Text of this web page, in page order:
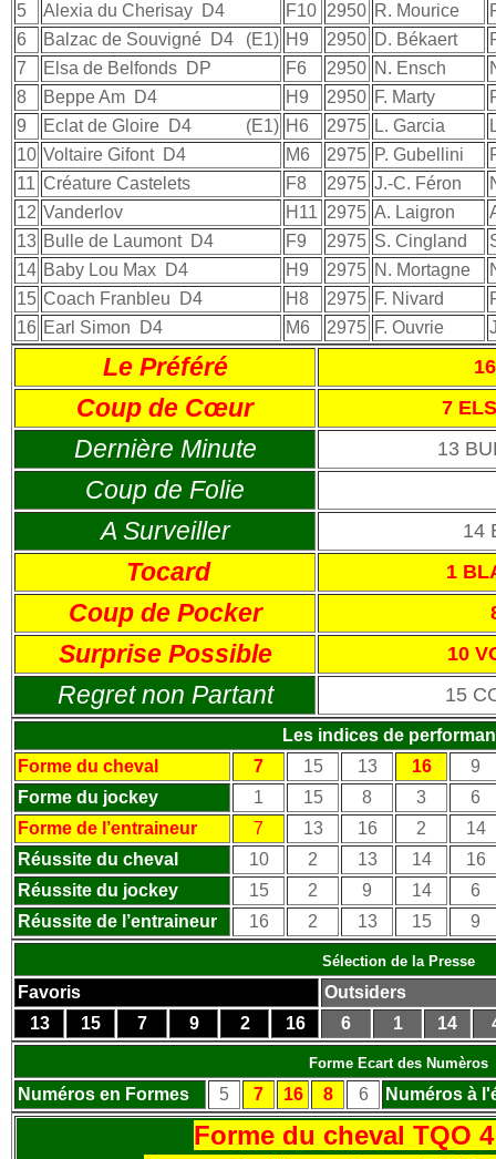
5
Alexia du Cherisay D4 F10 2950 R. Mourice
6
Balzac de Souvigné D4 (E1) H9 2950 D. Békaert
7
Elsa de Belfonds DP F6 2950 N. Ensch
8
Beppe Am D4 H9 2950 F. Marty
9
Eclat de Gloire D4 (E1) H6 2975 L. Garcia
10 Voltaire GifontD4 M6 2975 P. Gubellini
11 Créature Castelets F8 2975 J.-C. Féron
12 Vanderlov H11 2975 A. Laigron
13 Bulle de LaumontD4 F9 2975 S. Cingland
14 Baby Lou Max D4 H9 2975 N. Mortagne
15 Coach Franbleu D4 H8 2975 F. Nivard
16 Earl Simon D4 M6 2975 F. Ouvrie
Le Préféré
Coup de Cœur 7
Dernière Minute 13
Coup de Folie
A Surveiller
14
Tocard 1
Coup de Pocker
Surprise Possible 10
Regret non Partant 15
Les indices de
Forme du cheval
7 15 13 16
9
Forme du jockey
1 15 8 3
6
Forme de l’entraineur
7 13 16 2
14
Réussite du cheval
10 2 13 14
16
Réussite du jockey
15 2 9 14
6
Réussite de l’entraineur
16 2 13 15 9
Sélection de la Presse
Favoris
Outsiders
13
15 7 9 2 16 6 1 14
Forme Ecart des Numèros
Numéros en Formes 5 7 16 8 6 Numéros à
Forme du cheval TQO